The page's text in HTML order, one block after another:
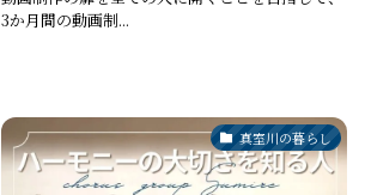
3か月間の動画制...
真室川の暮らし